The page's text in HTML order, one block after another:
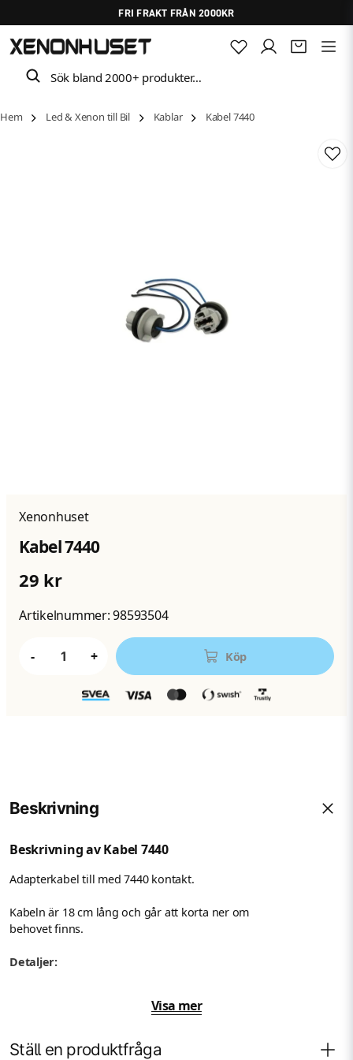
FRI FRAKT FRÅN 2000KR
Sök bland 2000+ produkter…
Hem Led & Xenon till Bil Kablar Kabel 7440
Xenonhuset
Kabel 7440
29 kr
Artikelnummer:98593504
- + Köp
Beskrivning
Beskrivning av Kabel 7440
Adapterkabel till med 7440 kontakt.
Kabeln är 18 cm lång och går att korta ner om
behovet finns.
Detaljer:
Visa mer
Ställ en produktfråga